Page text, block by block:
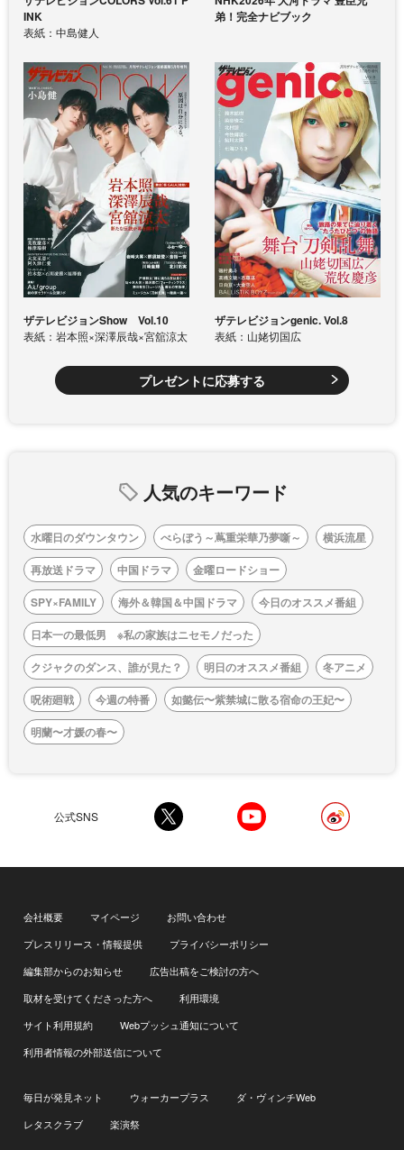
INK
表紙：中島健人
弟！完全ナビブック
ザテレビジョンShow Vol.10
表紙：岩本照×深澤辰哉×宮舘涼太
ザテレビジョンgenic. Vol.8
表紙：山姥切国広
プレゼントに応募する
人気のキーワード
水曜日のダウンタウン べらぼう～蔦重栄華乃夢噺～
横浜流星
再放送ドラマ
中国ドラマ
金曜ロードショー
SPY×FAMILY
海外＆韓国＆中国ドラマ
今日のオススメ番組
日本一の最低男 ※私の家族はニセモノだった
クジャクのダンス、誰が見た？
明日のオススメ番組
冬アニメ
呪術廻戦
今週の特番
如懿伝〜紫禁城に散る宿命の王妃〜
明蘭〜才媛の春〜
公式SNS
会社概要 マイページ
お問い合わせ
プレスリリース・情報提供
プライバシーポリシー
編集部からのお知らせ
広告出稿をご検討の方へ
取材を受けてくださった方へ
利用環境
サイト利用規約
Webプッシュ通知について
利用者情報の外部送信について
毎日が発見ネット ウォーカープラス
ダ・ヴィンチWeb
レタスクラブ
楽演祭